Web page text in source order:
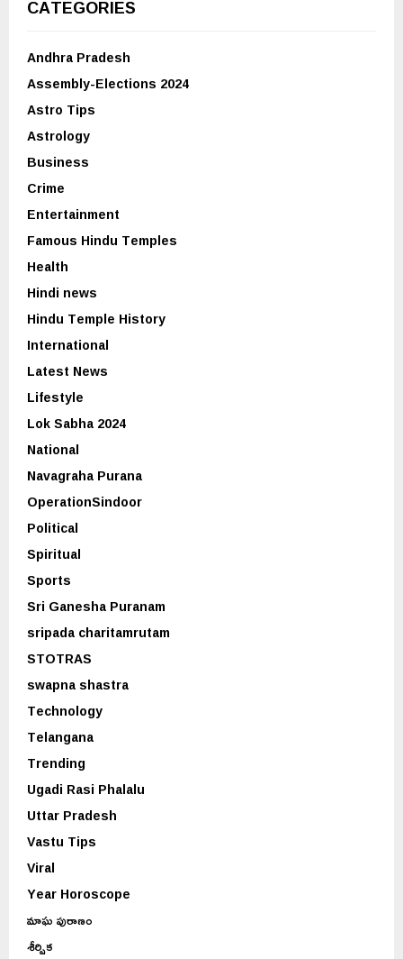
CATEGORIES
Andhra Pradesh
Assembly-Elections 2024
Astro Tips
Astrology
Business
Crime
Entertainment
Famous Hindu Temples
Health
Hindi news
Hindu Temple History
International
Latest News
Lifestyle
Lok Sabha 2024
National
Navagraha Purana
OperationSindoor
Political
Spiritual
Sports
Sri Ganesha Puranam
sripada charitamrutam
STOTRAS
swapna shastra
Technology
Telangana
Trending
Ugadi Rasi Phalalu
Uttar Pradesh
Vastu Tips
Viral
Year Horoscope
మాఘ పురాణం
శీర్షిక